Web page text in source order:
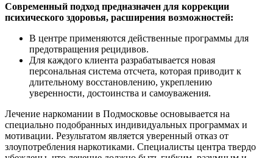
Современный подход предназначен для коррекции
психического здоровья, расширения возможностей:
В центре применяются действенные программы для
предотвращения рецидивов.
Для каждого клиента разрабатывается новая
персональная система отсчета, которая приводит к
длительному восстановлению, укреплению
уверенности, достоинства и самоуважения.
Лечение наркомании в Подмосковье основывается на
специально подобранных индивидуальных программах и
мотивации. Результатом является уверенный отказ от
злоупотребления наркотиками. Специалисты центра твердо